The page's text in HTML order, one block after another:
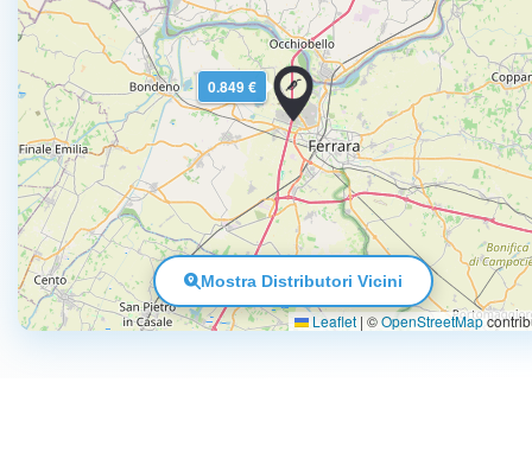
0.849 €
Leaflet | ©OpenStreetMap
Mostra Distributori Vicini